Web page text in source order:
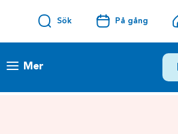
Sök På gång
Mer